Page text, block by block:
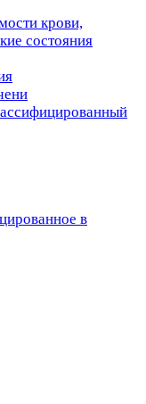
крови,
состояния
в